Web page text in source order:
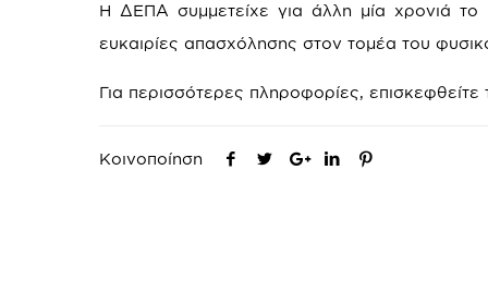
Η ΔΕΠΑ συμμετείχε για άλλη μία χρονιά
ευκαιρίες απασχόλησης στον τομέα του
Για περισσότερες πληροφορίες, επισκεφθείτε
Κοινοποίηση